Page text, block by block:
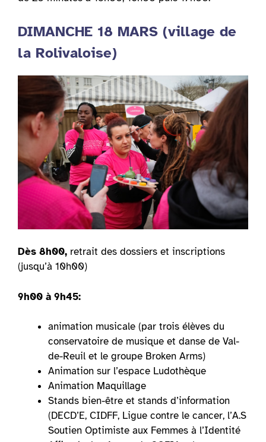
DIMANCHE 18 MARS (village de
la Rolivaloise)
Dès 8h00, retrait des dossiers et inscriptions
(jusqu’à 10h00)
9h00 à 9h45:
animation musicale (par trois élèves du
conservatoire de musique et danse de Val-
de-Reuil et le groupe Broken Arms)
Animation sur l’espace Ludothèque
Animation Maquillage
Stands bien-être et stands d’information
(DECD’E, CIDFF, Ligue contre le cancer, l’A.S
Soutien Optimiste aux Femmes à l’Identité